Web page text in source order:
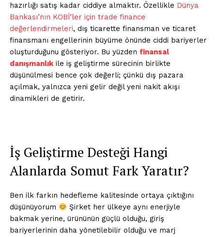
hazırlığı satış kadar ciddiye almaktır. Özellikle Dünya
Bankası’nın KOBİ’ler için trade finance
değerlendirmeleri, dış ticarette finansman ve ticaret
finansmanı engellerinin büyüme önünde ciddi bariyerler
oluşturduğunu gösteriyor. Bu yüzden finansal
danışmanlıkile iş geliştirme sürecinin birlikte
düşünülmesi bence çok değerli; çünkü dış pazara
açılmak, yalnızca yeni gelir değil yeni nakit akışı
dinamikleri de getirir.
İş Geliştirme Desteği Hangi
Alanlarda Somut Fark Yaratır?
Ben ilk farkın hedefleme kalitesinde ortaya çıktığını
düşünüyorum
Şirket her ülkeye aynı enerjiyle
bakmak yerine, ürününün güçlü olduğu, giriş
bariyerlerinin daha yönetilebilir olduğu ve marj